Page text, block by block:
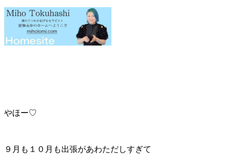
やほー♡
９月も１０月も出張があわただしすぎて